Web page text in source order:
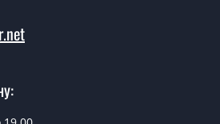
готові двері
вхідні?
асортимент готових вхідних